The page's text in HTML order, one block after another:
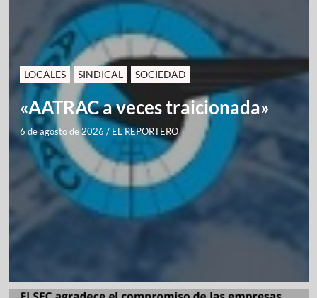
LOCALES SINDICAL SOCIEDAD
«AATRAC a veces traicionada»
6 de agosto de 2026 / EL REPORTERO